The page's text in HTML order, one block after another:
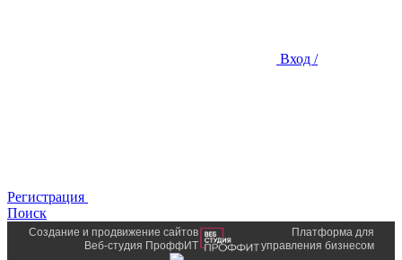
Вход /
Регистрация
Поиск
Создание и продвижение сайтов
Веб-студия ПроффИТ
Платформа для
управления бизнесом